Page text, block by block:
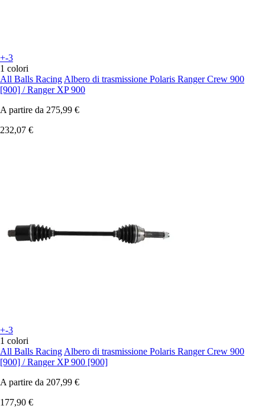
+-3
1 colori
All Balls Racing Albero di trasmissione Polaris Ranger Crew 900
[900] / Ranger XP 900
A partire da 275,99 €
232,07 €
+-3
1 colori
All Balls Racing Albero di trasmissione Polaris Ranger Crew 900
[900] / Ranger XP 900 [900]
A partire da 207,99 €
177,90 €